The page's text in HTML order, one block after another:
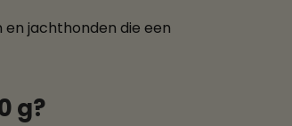
jachthonden die een
g?